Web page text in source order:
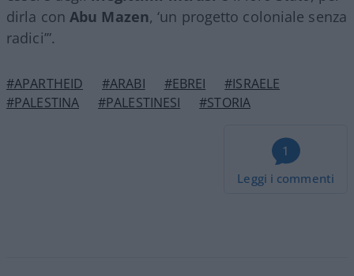
dirla con Abu Mazen, ‘un progetto coloniale senza
radici’”.
#APARTHEID #ARABI #EBREI
#ISRAELE
#PALESTINA
#PALESTINESI #STORIA
1
Leggi i commenti